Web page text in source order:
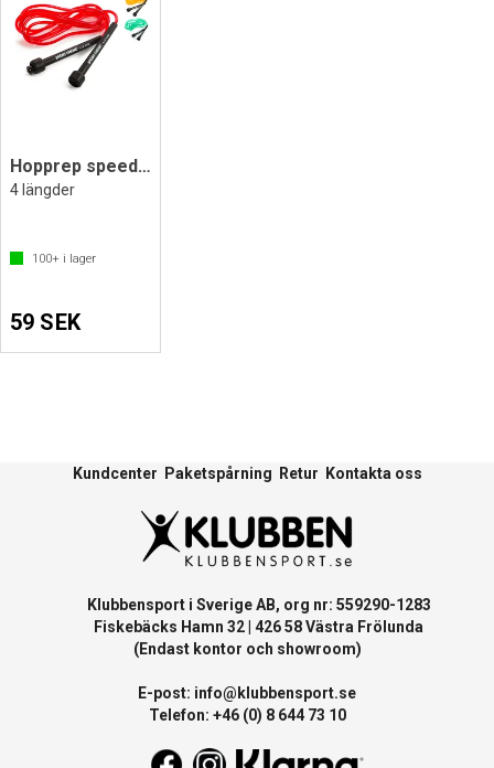
Hopprep speed rope - Välj längd!
4 längder
100+ i lager
59 SEK
Kundcenter Paketspårning Retur Kontakta oss
Klubbensport i Sverige AB, org nr: 559290-1283
Fiskebäcks Hamn 32 | 426 58 Västra Frölunda
(Endast kontor och showroom)
E-post: info@klubbensport.se
Telefon: +46 (0) 8 644 73 10